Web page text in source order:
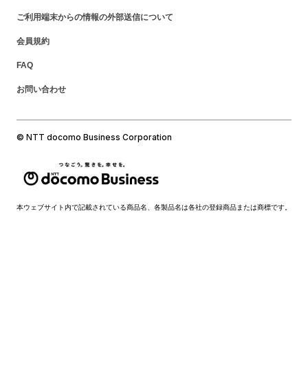
ご利用端末からの情報の外部送信について
会員規約
FAQ
お問い合わせ
© NTT docomo Business Corporation
本ウェブサイト内で記載されている商品名、各製品名は各社の登録商品または商標です。